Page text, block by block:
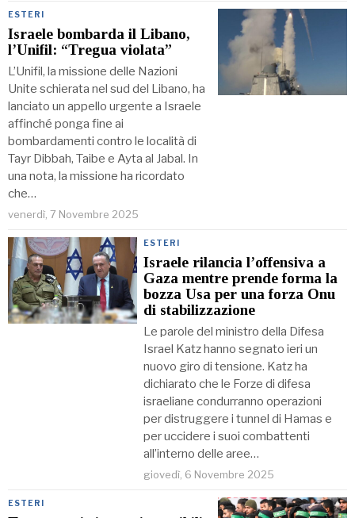
ESTERI
Israele bombarda il Libano,
l’Unifil: “Tregua violata”
L’Unifil, la missione delle Nazioni
Unite schierata nel sud del Libano, ha
lanciato un appello urgente a Israele
affinché ponga fine ai
bombardamenti contro le località di
Tayr Dibbah, Taibe e Ayta al Jabal. In
una nota, la missione ha ricordato
che…
venerdì, 7 Novembre 2025
ESTERI
Israele rilancia l’offensiva a
Gaza mentre prende forma la
bozza Usa per una forza Onu
di stabilizzazione
Le parole del ministro della Difesa
Israel Katz hanno segnato ieri un
nuovo giro di tensione. Katz ha
dichiarato che le Forze di difesa
israeliane condurranno operazioni
per distruggere i tunnel di Hamas e
per uccidere i suoi combattenti
all’interno delle aree…
giovedì, 6 Novembre 2025
ESTERI